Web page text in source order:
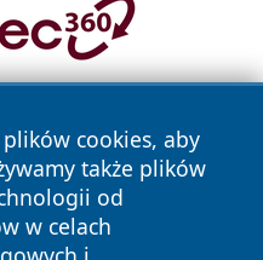
cookies, aby
także plików
od
w celach